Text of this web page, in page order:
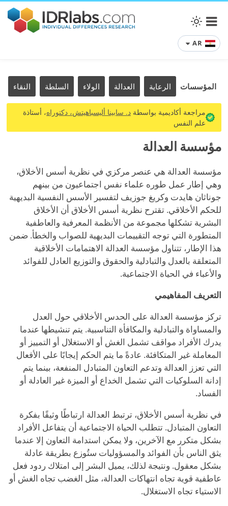
AR
المؤسسات الرعاية العدالة الولاء السلطة النقاء
مراجعة أكاديمية بواسطة د. سابينا أليسباهيتش، دكتوراه، أستاذة
علم النفس
مؤسسة العدالة
مؤسسة العدالة هي عنصر مركزي في نظرية أسس الأخلاق،
وهي إطار عمل طوره علماء نفس اجتماعيون من بينهم
جوناثان هايدت وكريغ جوزيف لتفسير الأسس النفسية البديهية
للحكم الأخلاقي. تقترح نظرية أسس الأخلاق أن الأخلاق
البشرية تشكلها مجموعة من الأنظمة المعرفية والعاطفية
المتطورة التي توجه التقييمات البديهية للصواب والخطأ. ضمن
هذا الإطار، تتناول مؤسسة العدالة الاهتمامات الأخلاقية
المتعلقة بالعدل والتبادلية والحقوق والتوزيع العادل للفوائد
والأعباء في الحياة الاجتماعية.
التعريف المفاهيمي
تركز مؤسسة العدالة على الحدس الأخلاقي حول العدل
والمساواة والتبادلية والمكافأة التناسبية. يتم تنشيطها عندما
يدرك الأفراد مواقف تشمل الغش أو الاستغلال أو التمييز أو
المعاملة غير المتكافئة. عادةً ما يتم الحكم إيجابًا على الأفعال
التي تعزز العدالة وتدعم التعاون المتبادل المنفعة، بينما يتم
إدانة السلوكيات التي تشمل الخداع أو الميزة غير العادلة أو
الفساد.
في نظرية أسس الأخلاق، ترتبط العدالة ارتباطًا وثيقًا بفكرة
التعاون المتبادل. تتطلب الحياة الاجتماعية أن يتفاعل الأفراد
بشكل متكرر مع الآخرين، ولا يمكن استدامة التعاون إلا عندما
يثق الناس بأن الفوائد والمسؤوليات ستُوزع بطريقة عادلة
بشكل معقول. ونتيجة لذلك، يميل البشر إلى امتلاك ردود فعل
عاطفية قوية تجاه انتهاكات العدالة، مثل الغضب تجاه الغش أو
الاستياء تجاه الاستغلال.